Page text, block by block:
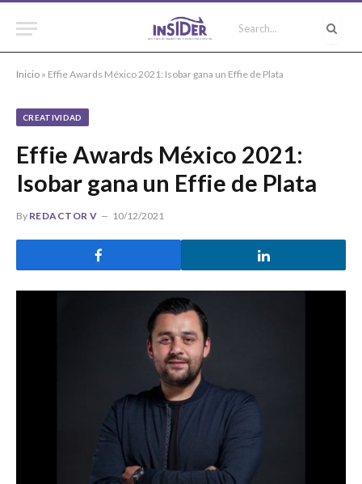
Inicio » Effie Awards México 2021: Isobar gana un Effie de Plata
CREATIVIDAD
Effie Awards México 2021:
Isobar gana un Effie de Plata
By REDACTOR V 10/12/2021